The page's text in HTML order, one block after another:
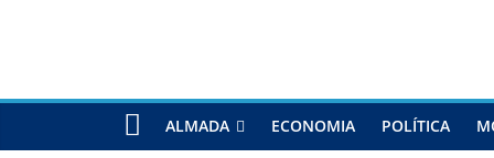
ALMADA ECONOMIA POLÍTICA